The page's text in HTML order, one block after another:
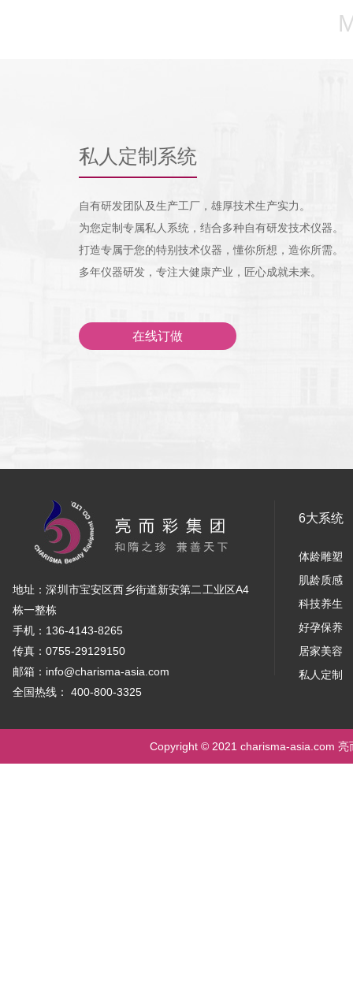
私人定制系统
自有研发团队及生产工厂，雄厚技术生产实力。
为您定制专属私人系统，结合多种自有研发技术仪器。
打造专属于您的特别技术仪器，懂你所想，造你所需。
多年仪器研发，专注大健康产业，匠心成就未来。
在线订做
地址：深圳市宝安区西乡街道新安第二工业区A4
栋一整栋
手机：136-4143-8265
传真：0755-29129150
邮箱：info@charisma-asia.com
全国热线： 400-800-3325
6大系统
体龄雕塑
肌龄质感
科技养生
好孕保养
居家美容
私人定制
Copyright © 2021 charisma-asia.com 亮